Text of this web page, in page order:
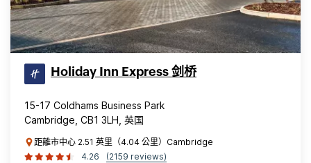
Holiday Inn Express 剑桥
15-17 Coldhams Business Park
Cambridge, CB1 3LH, 英国
距離市中心 2.51 英里（4.04 公里）Cambridge
4.26
(2159 reviews)